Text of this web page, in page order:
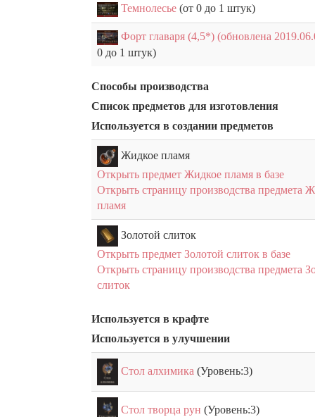
Темнолесье (от 0 до 1 штук)
Форт главаря (4,5*) (обновлена
0 до 1 штук)
Способы производства
Список предметов для изготовления
Используется в создании предметов
Жидкое пламя
Открыть предмет Жидкое пламя в базе
Открыть страницу производства предмета
пламя
Золотой слиток
Открыть предмет Золотой слиток в базе
Открыть страницу производства предмета
слиток
Используется в крафте
Используется в улучшении
Стол алхимика (Уровень:3)
Стол творца рун (Уровень:3)